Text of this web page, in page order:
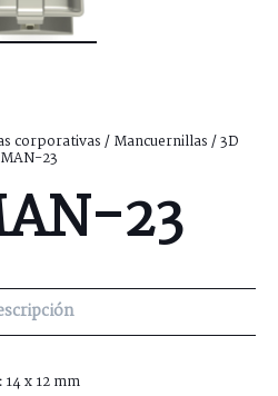
corporativas/Mancuernillas/ 3D
MAN-23
23
14 x 12 mm